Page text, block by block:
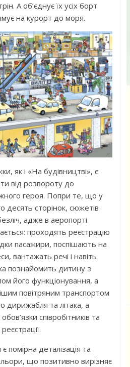
А об’єднує їх усіх борт
на курорт до моря.
як і «На будівництві», є
від розвороту до
героя. Попри те, що у
десять сторінок, сюжетів
адже в аеропорті
проходять реєстрацію
пасажири, поспішають на
вантажать речі і навіть
познайомить дитину з
його функціонування, а
повітряним транспортом
дирижабля та літака, а
співробітників та
помірна деталізація та
що позитивно вирізняє